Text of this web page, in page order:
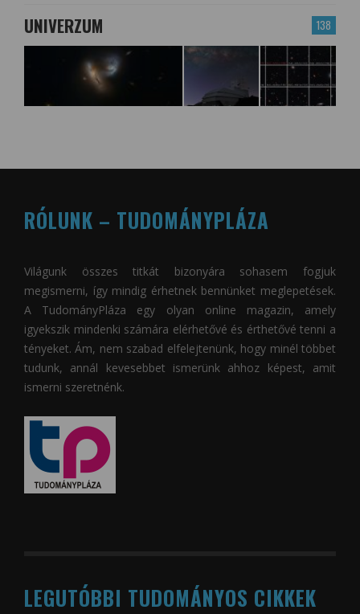
138
UNIVERZUM
RÓLUNK – TUDOMÁNYPLÁZA
Világunk összes titkát bizonyára sohasem fogjuk
megismerni, így mindig érhetnek bennünket meglepetések.
A TudományPláza egy olyan online magazin, amely
igyekszik mindenki számára elérhetővé és érthetővé tenni a
tényeket. Ám, nem szabad elfelejtenünk, hogy minél többet
tudunk, annál kevesebbet ismerünk ahhoz képest, amit
ismerni szeretnénk.
LEGUTÓBBI TUDOMÁNYOS CIKKEK